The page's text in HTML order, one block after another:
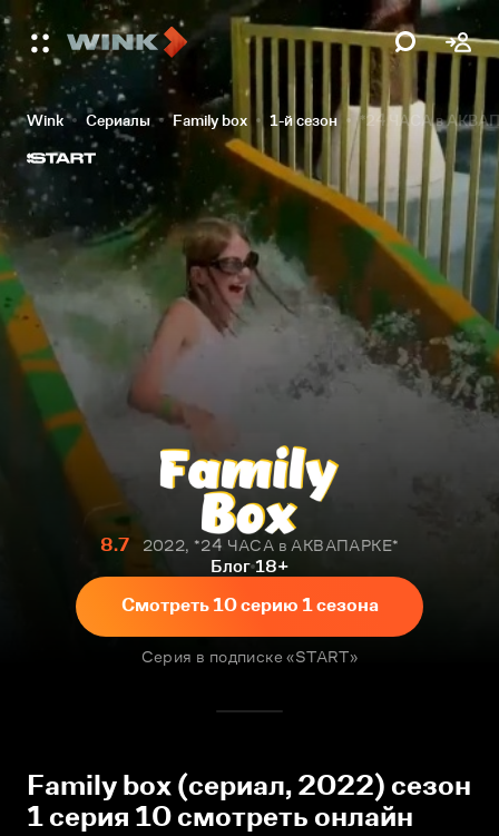
Wink Сериалы Family box 1-й сезон *24 ЧАСА в
8.7
2022, *24 ЧАСА в АКВАПАРКЕ*
Блог 18+
Смотреть 10 серию 1 сезона
Серия в подписке «START»
Family box (сериал, 2022) сезон
1 серия 10 смотреть онлайн